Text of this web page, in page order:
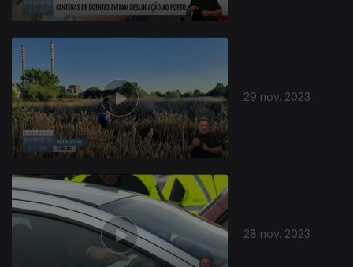
29 nov. 2023
28 nov. 2023